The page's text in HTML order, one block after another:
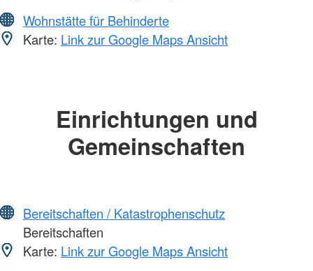
Wohnstätte für Behinderte
Karte: Link zur Google Maps Ansicht
Einrichtungen und
Gemeinschaften
Bereitschaften / Katastrophenschutz
Bereitschaften
Karte: Link zur Google Maps Ansicht